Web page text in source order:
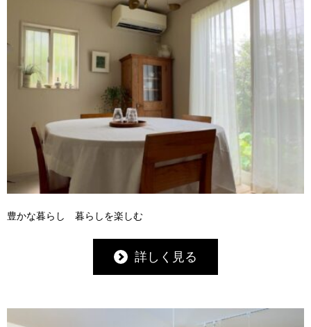
豊かな暮らし 暮らしを楽しむ
詳しく見る